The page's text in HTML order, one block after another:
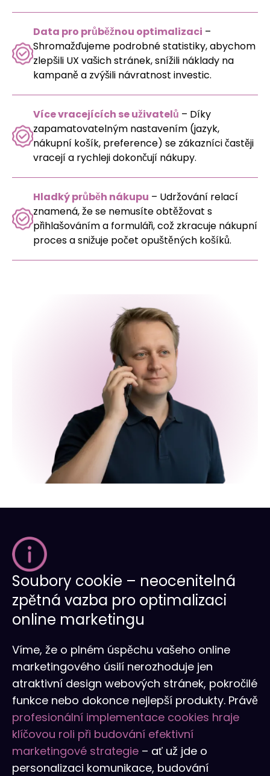
Data pro průběžnou optimalizaci –
Shromažďujeme podrobné statistiky, abychom
zlepšili UX vašich stránek, snížili náklady na
kampaně a zvýšili návratnost investic.
Více vracejících se uživatelů – Díky
zapamatovatelným nastavením (jazyk,
nákupní košík, preference) se zákazníci častěji
vracejí a rychleji dokončují nákupy.
Hladký průběh nákupu – Udržování relací
znamená, že se nemusíte obtěžovat s
přihlašováním a formuláři, což zkracuje nákupní
proces a snižuje počet opuštěných košíků.
Soubory cookie – neocenitelná
zpětná vazba pro optimalizaci
online marketingu
Víme, že o plném úspěchu vašeho online
marketingového úsilí nerozhoduje jen
atraktivní design webových stránek, pokročilé
funkce nebo dokonce nejlepší produkty. Právě
profesionální implementace cookies hraje
klíčovou roli při budování efektivní
marketingové strategie – ať už jde o
personalizaci komunikace, budování